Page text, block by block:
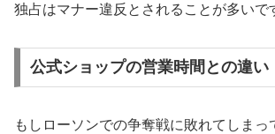
独占はマナー違反とされることが多いで
公式ショップの営業時間との違い
もしローソンでの争奪戦に敗れてしまっ